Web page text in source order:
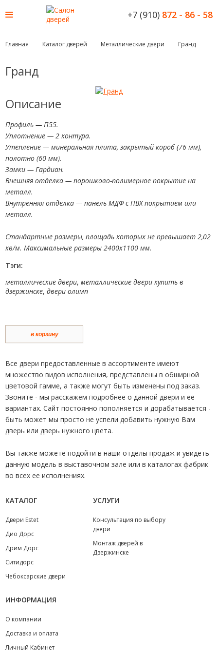
+7 (910) 872 - 86 - 58
Главная Каталог дверей Металлические двери Гранд
Гранд
Описание
Профиль — П55.
Уплотнение — 2 контура.
Утепление — минеральная плита, закрытый короб (76 мм),
полотно (60 мм).
Замки — Гардиан.
Внешняя отделка — порошково-полимерное покрытие на
металл.
Внутренняя отделка — панель МДФ с ПВХ покрытием или
металл.
Стандартные размеры, площадь которых не превышает 2,02
кв/м. Максимальные размеры 2400х1100 мм.
Тэги:
металлические двери,металлические двери купить в
дзержинске,двери олимп
в корзину
Все двери предоставленные в ассортименте имеют
множество видов исполнения, представлены в обширной
цветовой гамме, а также могут быть изменены под заказ.
Звоните - мы расскажем подробнее о данной двери и ее
вариантах. Сайт постоянно пополняется и дорабатывается -
быть может мы просто не успели добавить нужную Вам
дверь или дверь нужного цвета.
Вы также можете подойти в наши отделы продаж и увидеть
данную модель в выставочном зале или в каталогах фабрик
во всех ее исполнениях.
КАТАЛОГ
Двери Estet
Дио Дорс
Дрим Дорс
Ситидорс
Чебоксарские двери
УСЛУГИ
Консультация по выбору
двери
Монтаж дверей в
Дзержинске
ИНФОРМАЦИЯ
О компании
Доставка и оплата
Личный Кабинет